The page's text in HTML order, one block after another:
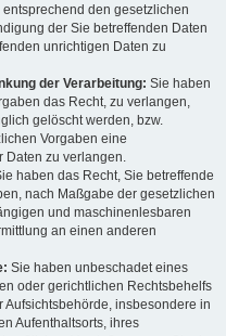
den gesetzlichen
der Sie betreffenden Daten
unrichtigen Daten zu
der Verarbeitung: Sie haben
das Recht, zu verlangen,
gelöscht werden, bzw.
Vorgaben eine
zu verlangen.
haben das Recht, Sie betreffende
nach Maßgabe der gesetzlichen
und maschinenlesbaren
an einen anderen
Sie haben unbeschadet eines
oder gerichtlichen Rechtsbehelfs
insbesondere in
Aufenthaltsorts, ihres